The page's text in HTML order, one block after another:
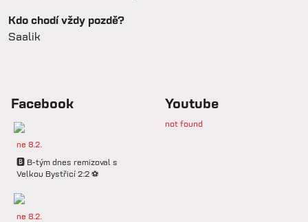
Kdo chodí vždy pozdě?
Saalik
Facebook
ne 8.2.
🅱️ B-tým dnes remizoval s
Velkou Bystřicí 2:2 ⚽️
ne 8.2.
Youtube
not found